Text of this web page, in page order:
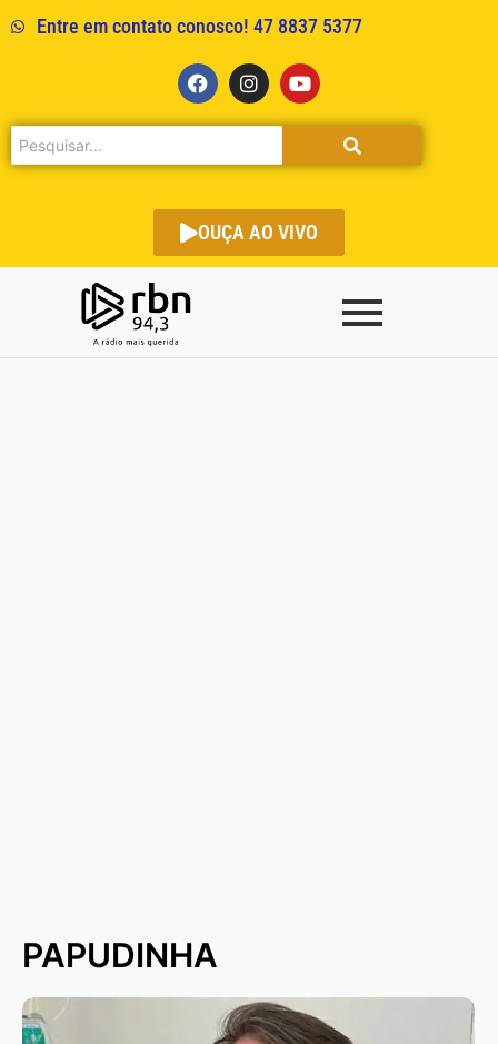
Entre em contato conosco! 47 8837 5377
OUÇA AO VIVO
PAPUDINHA